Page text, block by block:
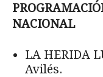
NACIONAL
LA HERIDA
Avilés.